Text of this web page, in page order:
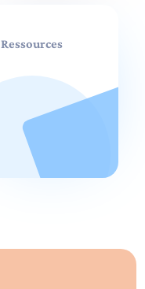
Ressources